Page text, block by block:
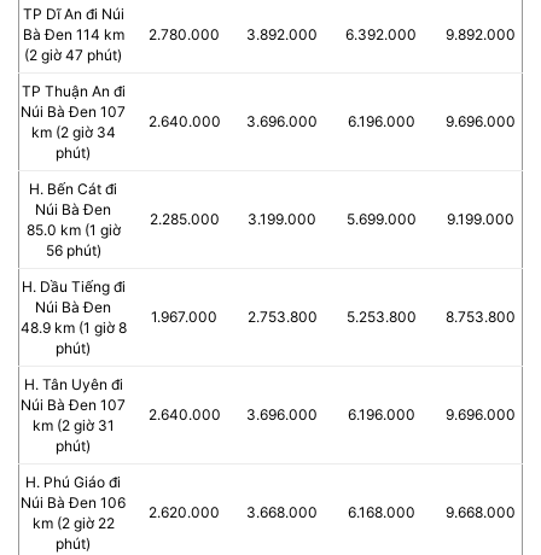
TP Dĩ An đi Núi
Bà Đen 114 km
(2 giờ 47 phút)
2.780.000 3.892.000 6.392.000 9.892.000
TP Thuận An đi
Núi Bà Đen 107
km (2 giờ 34
phút)
2.640.000 3.696.000 6.196.000 9.696.000
H. Bến Cát đi
Núi Bà Đen
85.0 km (1 giờ
56 phút)
2.285.000 3.199.000 5.699.000 9.199.000
H. Dầu Tiếng đi
Núi Bà Đen
48.9 km (1 giờ 8
phút)
1.967.000 2.753.800 5.253.800 8.753.800
H. Tân Uyên đi
Núi Bà Đen 107
km (2 giờ 31
phút)
2.640.000 3.696.000 6.196.000 9.696.000
H. Phú Giáo đi
Núi Bà Đen 106
km (2 giờ 22
phút)
2.620.000 3.668.000 6.168.000 9.668.000